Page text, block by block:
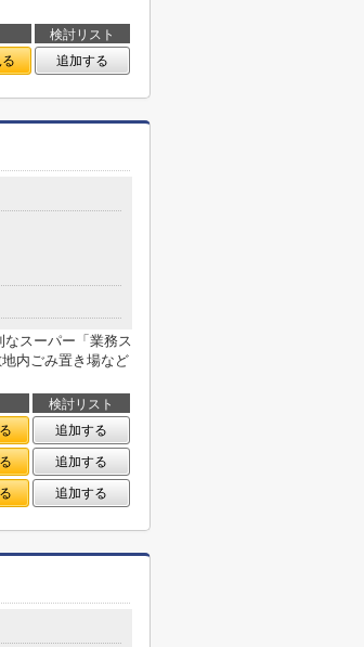
検討リスト
追加する
スーパー「業務ス
内ごみ置き場など
検討リスト
追加する
追加する
追加する